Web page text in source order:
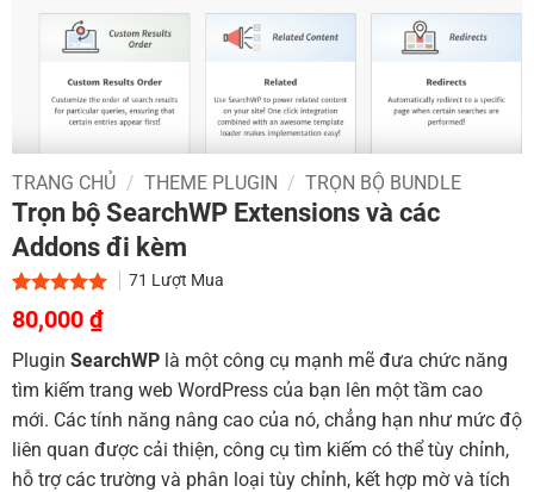
TRANG CHỦ / THEME PLUGIN / TRỌN BỘ BUNDLE
Trọn bộ SearchWP Extensions và các
Addons đi kèm
5.00 trên 5
dựa trên
1
71 Lượt Mua
Giá
gốc
là:
800,000 ₫.
80,000 ₫Giá
hiện
tại
là:
80,000 ₫.
Plugin SearchWP là một công cụ mạnh mẽ đưa chức năng
tìm kiếm trang web WordPress của bạn lên một tầm cao
mới. Các tính năng nâng cao của nó, chẳng hạn như mức độ
liên quan được cải thiện, công cụ tìm kiếm có thể tùy chỉnh,
hỗ trợ các trường và phân loại tùy chỉnh, kết hợp mờ và tích